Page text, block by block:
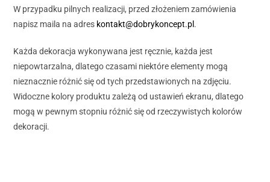
W przypadku pilnych realizacji, przed złożeniem zamówienia
napisz maila na adres kontakt@dobrykoncept.pl .
Każda dekoracja wykonywana jest ręcznie, każda jest
niepowtarzalna, dlatego czasami niektóre elementy mogą
nieznacznie różnić się od tych przedstawionych na zdjęciu.
Widoczne kolory produktu zależą od ustawień ekranu, dlatego
mogą w pewnym stopniu różnić się od rzeczywistych kolorów
dekoracji.